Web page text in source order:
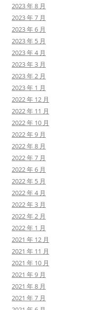
2023 年 8 月
2023 年 7 月
2023 年 6 月
2023 年 5 月
2023 年 4 月
2023 年 3 月
2023 年 2 月
2023 年 1 月
2022 年 12 月
2022 年 11 月
2022 年 10 月
2022 年 9 月
2022 年 8 月
2022 年 7 月
2022 年 6 月
2022 年 5 月
2022 年 4 月
2022 年 3 月
2022 年 2 月
2022 年 1 月
2021 年 12 月
2021 年 11 月
2021 年 10 月
2021 年 9 月
2021 年 8 月
2021 年 7 月